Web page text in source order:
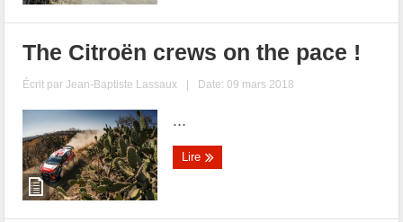
The Citroën crews on the pace !
Écrit parJean-Baptiste Lassaux | Date: 09 mars 2018
...
Lire